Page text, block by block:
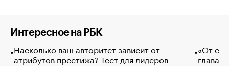
Интересное на РБК
Насколько ваш авторитет зависит от
атрибутов престижа? Тест для лидеров
«От
глава